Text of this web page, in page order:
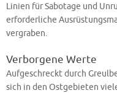
Linien für Sabotage und
erforderliche
vergraben.
Verborgene Werte
Aufgeschreckt durch
sich in den Ostgebieten